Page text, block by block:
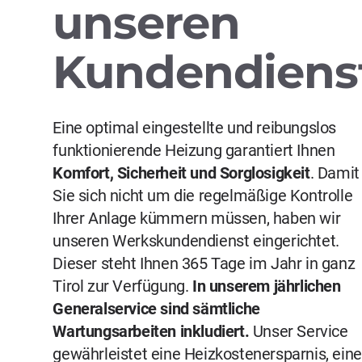
unseren
Eine optimal eingestellte und reibungslos
funktionierende Heizung garantiert Ihnen
Komfort, Sicherheit und Sorglosigkeit. Damit
Sie sich nicht um die regelmäßige Kontrolle
Ihrer Anlage kümmern müssen, haben wir
unseren Werkskundendienst eingerichtet.
Dieser steht Ihnen 365 Tage im Jahr in ganz
Tirol zur Verfügung. In unserem jährlichen
Generalservice sind sämtliche
Wartungsarbeiten inkludiert. Unser Service
gewährleistet eine Heizkostenersparnis, eine